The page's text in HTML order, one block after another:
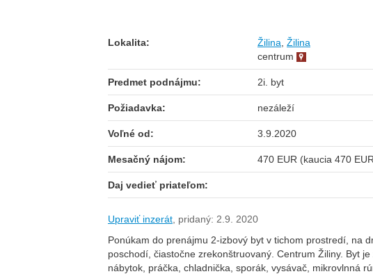
Lokalita: Žilina Žilina
centrum
Predmet podnájmu: 2i. byt
Požiadavka: nezáleží
Voľné od: 3.9.2020
Mesačný nájom: 470 EUR (kaucia 470
Daj vedieť priateľom:
Upraviť inzerát pridaný: 2.9. 2020
Ponúkam do prenájmu 2-izbový byt v tichom prostredí, na
poschodí, čiastočne zrekonštruovaný. Centrum Žiliny. Byt je
nábytok, práčka, chladnička, sporák, vysávač, mikrovlnná